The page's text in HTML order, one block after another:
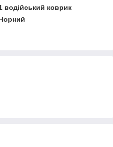
водійський коврик